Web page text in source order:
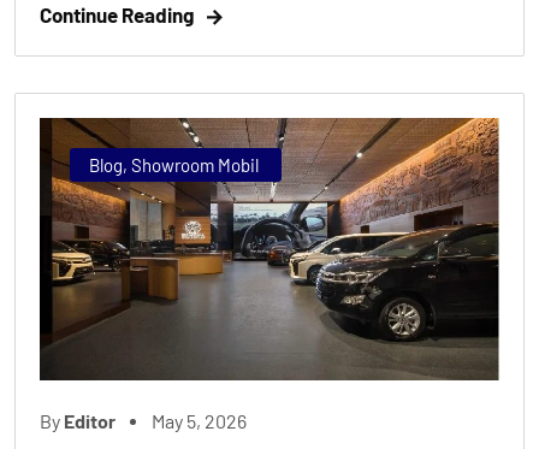
Continue Reading
Blog, Showroom Mobil
By Editor May 5, 2026